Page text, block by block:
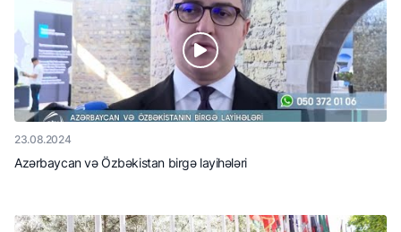
23.08.2024
Azərbaycan və Özbəkistan birgə layihələri